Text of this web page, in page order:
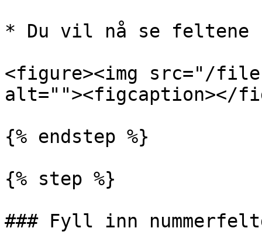
* Du vil nå se feltene
<figure><img src="/files/
alt=""><figcaption></
{% endstep %}
{% step %}
### Fyll inn